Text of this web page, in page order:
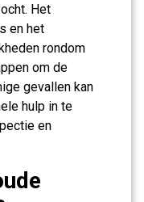
Het
en het
rondom
om de
gevallen kan
hulp in te
en